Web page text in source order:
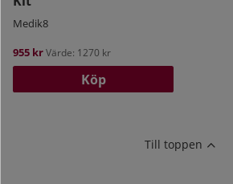
Medik8
955 krVärde: 1270 kr
Köp
Till toppen